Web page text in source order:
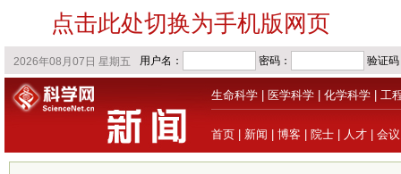
点击此处切换为手机版网页
生命科学 医学科学 化学科学 工
首页 新闻 博客 院士 人才 会议